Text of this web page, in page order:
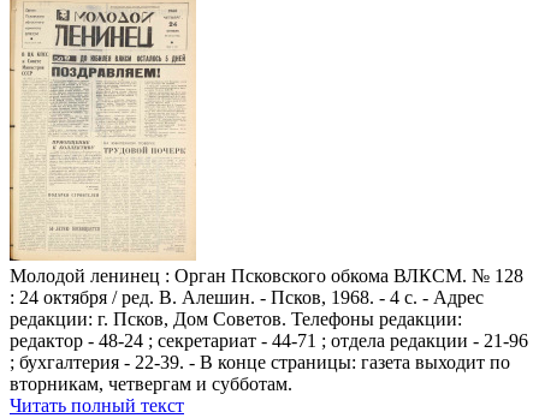
Молодой ленинец : Орган Псковского обкома ВЛКСМ. № 128
: 24 октября / ред. В. Алешин. - Псков, 1968. - 4 с. - Адрес
редакции: г. Псков, Дом Советов. Телефоны редакции:
редактор - 48-24 ; секретариат - 44-71 ; отдела редакции - 21-96
; бухгалтерия - 22-39. - В конце страницы: газета выходит по
вторникам, четвергам и субботам.
Читать полный текст